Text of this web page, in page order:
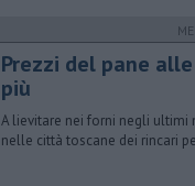
Prezzi del pane
più
A lievitare nei forni negli ultimi
nelle città toscane dei rincari